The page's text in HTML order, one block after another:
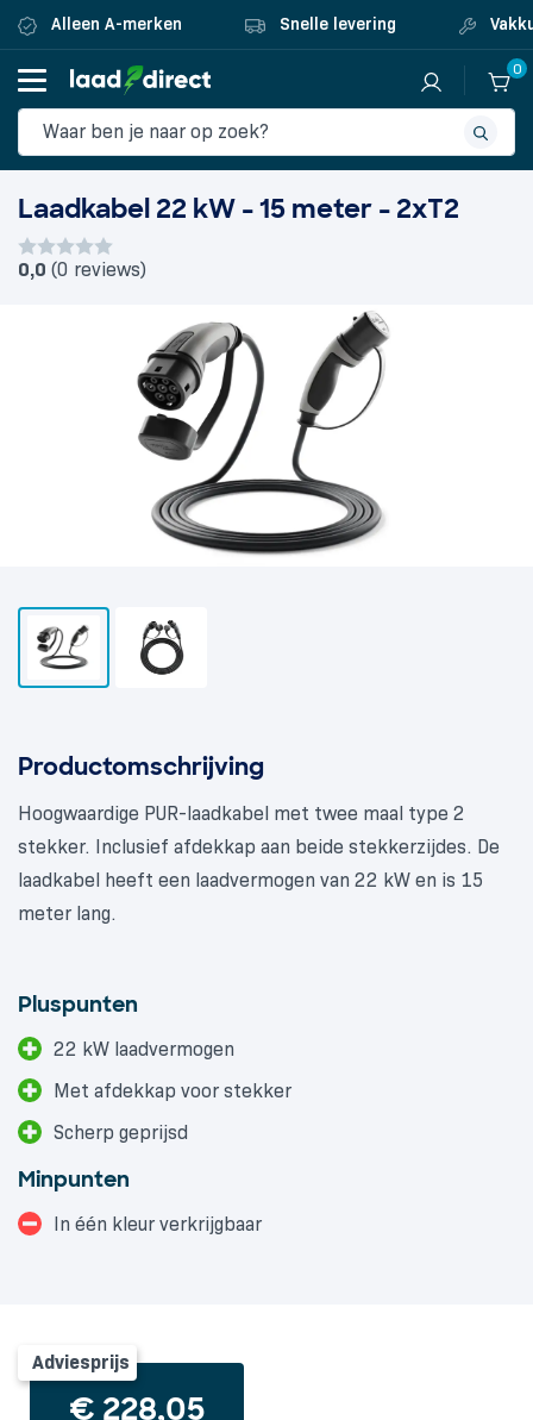
Alleen A-merken Snelle levering
0
Laadkabel 22 kW - 15 meter - 2xT2
0,0 (0 reviews)
Productomschrijving
Hoogwaardige PUR-laadkabel met twee maal type 2
stekker. Inclusief afdekkap aan beide stekkerzijdes. De
laadkabel heeft een laadvermogen van 22 kW en is 15
meter lang.
Pluspunten
22 kW laadvermogen
Met afdekkap voor stekker
Scherp geprijsd
Minpunten
In één kleur verkrijgbaar
Adviesprijs
€ 228,05